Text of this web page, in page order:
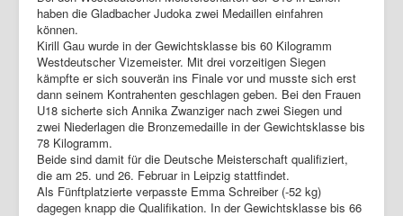
haben die Gladbacher Judoka zwei Medaillen einfahren
können.
Kirill Gau wurde in der Gewichtsklasse bis 60 Kilogramm
Westdeutscher Vizemeister. Mit drei vorzeitigen Siegen
kämpfte er sich souverän ins Finale vor und musste sich erst
dann seinem Kontrahenten geschlagen geben. Bei den Frauen
U18 sicherte sich Annika Zwanziger nach zwei Siegen und
zwei Niederlagen die Bronzemedaille in der Gewichtsklasse bis
78 Kilogramm.
Beide sind damit für die Deutsche Meisterschaft qualifiziert,
die am 25. und 26. Februar in Leipzig stattfindet.
Als Fünftplatzierte verpasste Emma Schreiber (-52 kg)
dagegen knapp die Qualifikation. In der Gewichtsklasse bis 66